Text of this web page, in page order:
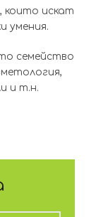
които искат
умения.
семейство
и т.н.